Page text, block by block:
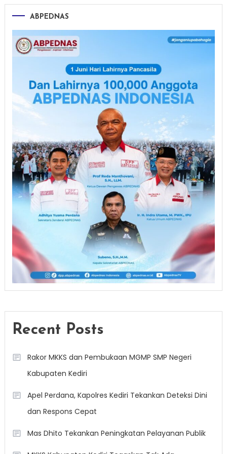
ABPEDNAS
Recent Posts
Rakor MKKS dan Pembukaan MGMP SMP Negeri
Kabupaten Kediri
Apel Perdana, Kapolres Kediri Tekankan Deteksi Dini
dan Respons Cepat
Mas Dhito Tekankan Peningkatan Pelayanan Publik